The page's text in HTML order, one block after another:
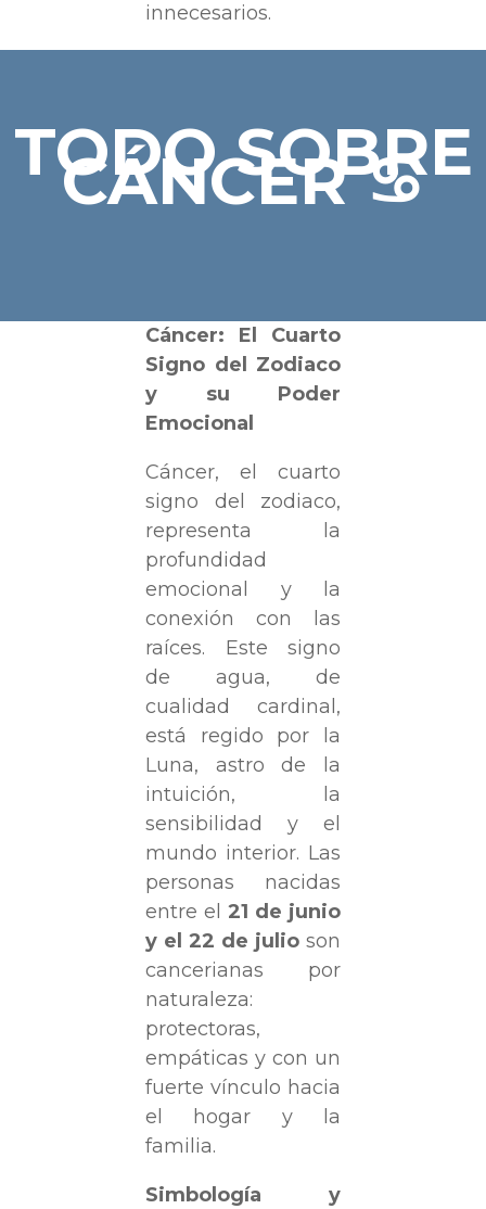
innecesarios.
TODO SOBRE
CÁNCER ♋︎
Cáncer: El Cuarto
Signo del Zodiaco
y su Poder
Emocional
Cáncer, el cuarto
signo del zodiaco,
representa la
profundidad
emocional y la
conexión con las
raíces. Este signo
de agua, de
cualidad cardinal,
está regido por la
Luna, astro de la
intuición, la
sensibilidad y el
mundo interior. Las
personas nacidas
entre el 21 de junio
y el 22 de julioson
cancerianas por
naturaleza:
protectoras,
empáticas y con un
fuerte vínculo hacia
el hogar y la
familia.
Simbología y